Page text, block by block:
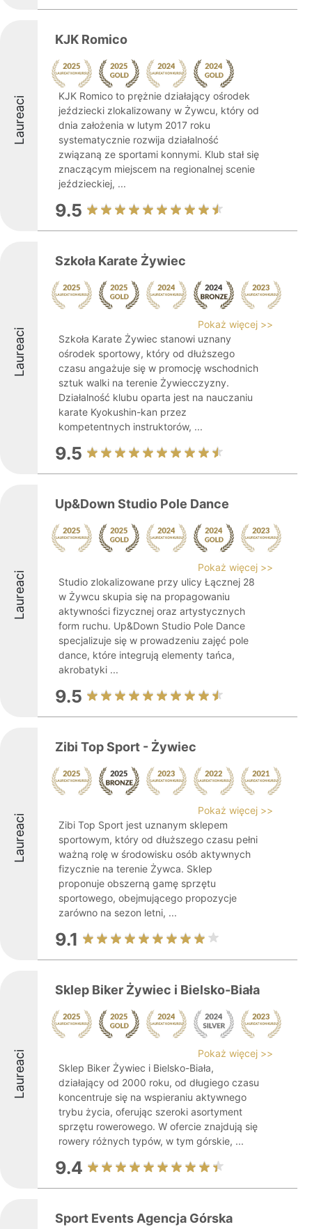
Laureaci
KJK Romico
KJK Romico to prężnie działający ośrodek
jeździecki zlokalizowany w Żywcu, który od
dnia założenia w lutym 2017 roku
systematycznie rozwija działalność
związaną ze sportami konnymi. Klub stał się
znaczącym miejscem na regionalnej scenie
jeździeckiej, ...
9.5
Laureaci
Szkoła Karate Żywiec
Pokaż więcej >>
Szkoła Karate Żywiec stanowi uznany
ośrodek sportowy, który od dłuższego
czasu angażuje się w promocję wschodnich
sztuk walki na terenie Żywiecczyzny.
Działalność klubu oparta jest na nauczaniu
karate Kyokushin-kan przez
kompetentnych instruktorów, ...
9.5
Laureaci
Up&Down Studio Pole Dance
Pokaż więcej >>
Studio zlokalizowane przy ulicy Łącznej 28
w Żywcu skupia się na propagowaniu
aktywności fizycznej oraz artystycznych
form ruchu. Up&Down Studio Pole Dance
specjalizuje się w prowadzeniu zajęć pole
dance, które integrują elementy tańca,
akrobatyki ...
9.5
Laureaci
Zibi Top Sport - Żywiec
Pokaż więcej >>
Zibi Top Sport jest uznanym sklepem
sportowym, który od dłuższego czasu pełni
ważną rolę w środowisku osób aktywnych
fizycznie na terenie Żywca. Sklep
proponuje obszerną gamę sprzętu
sportowego, obejmującego propozycje
zarówno na sezon letni, ...
9.1
Laureaci
Sklep Biker Żywiec i Bielsko-Biała
Pokaż więcej >>
Sklep Biker Żywiec i Bielsko-Biała,
działający od 2000 roku, od długiego czasu
koncentruje się na wspieraniu aktywnego
trybu życia, oferując szeroki asortyment
sprzętu rowerowego. W ofercie znajdują się
rowery różnych typów, w tym górskie, ...
9.4
Sport Events Agencja Górska